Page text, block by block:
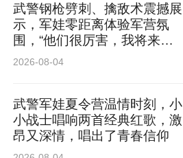
武警钢枪劈刺、擒敌术震撼展
示，军娃零距离体验军营氛
围，“他们很厉害，我将来也
想当军人”
2026-08-04
武警军娃夏令营温情时刻，小
小战士唱响两首经典红歌，激
昂又深情，唱出了青春信仰